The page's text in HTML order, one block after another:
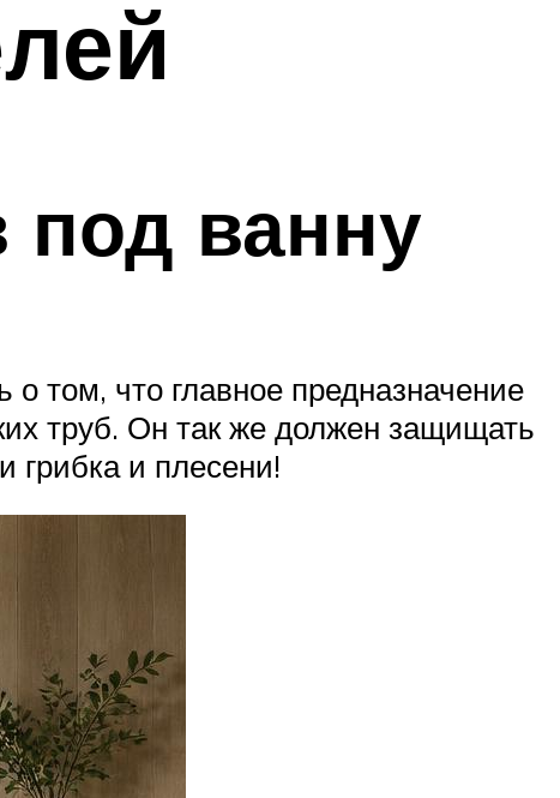
под ванну
том, что главное предназначение
труб. Он так же должен защищать
грибка и плесени!